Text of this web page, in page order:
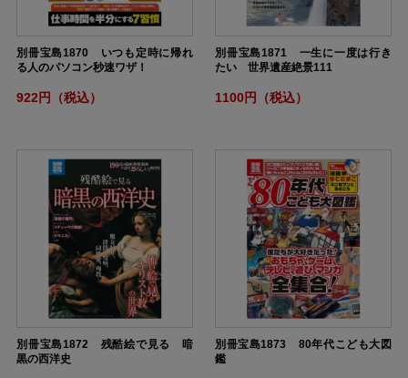
別冊宝島1870 いつも定時に帰れ
る人のパソコン秒速ワザ！
922円（税込）
別冊宝島1871 一生に一度は行き
たい 世界遺産絶景111
1100円（税込）
別冊宝島1872 残酷絵で見る 暗
黒の西洋史
別冊宝島1873 80年代こども大図
鑑